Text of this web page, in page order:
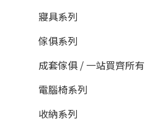
寢具系列
傢俱系列
成套傢俱 / 一站買齊所有
電腦椅系列
收納系列